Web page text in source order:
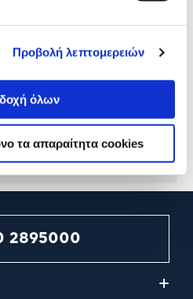
Προβολή λεπτομερειών
όλων
τα απαραίτητα cookies
Tapo
TP-Link Smart Wi-Fi Bulb
9,90€
Προσθήκη
2895000